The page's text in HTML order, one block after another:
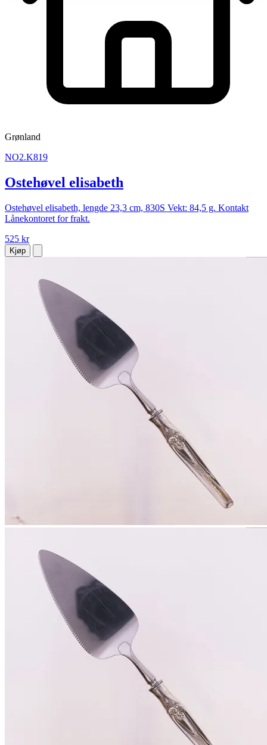
Grønland
NO2.K819
Ostehøvel elisabeth
Ostehøvel elisabeth, lengde 23,3 cm, 830S Vekt: 84,5 g. Kontakt
Lånekontoret for frakt.
525 kr
Kjøp